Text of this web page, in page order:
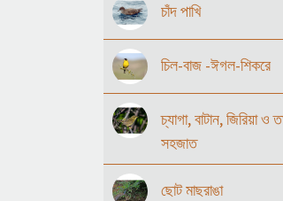
চাঁদ পাখি
চিল-বাজ -ঈগল-শিকরে
চ্যাগা, বাটান, জিরিয়া ও
সহজাত
ছোট মাছরাঙা